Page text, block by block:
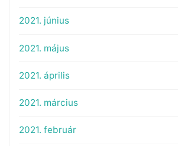
2021. június
2021. május
2021. április
2021. március
2021. február